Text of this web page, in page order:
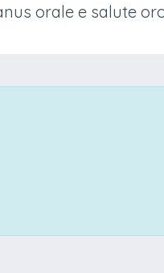
orale e salute